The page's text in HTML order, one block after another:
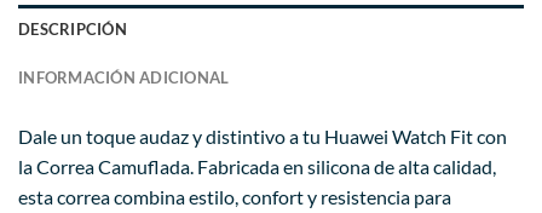
DESCRIPCIÓN
INFORMACIÓN ADICIONAL
Dale un toque audaz y distintivo a tu Huawei Watch Fit con
la Correa Camuflada. Fabricada en silicona de alta calidad,
esta correa combina estilo, confort y resistencia para